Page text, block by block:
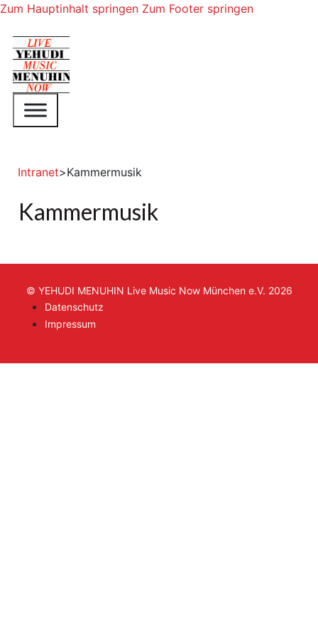
Zum Hauptinhalt springen Zum Footer springen
Intranet>Kammermusik
Kammermusik
© YEHUDI MENUHIN Live Music Now München e.V. 2026
Datenschutz
Impressum